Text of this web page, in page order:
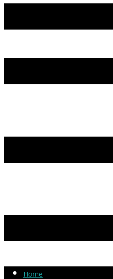
Home